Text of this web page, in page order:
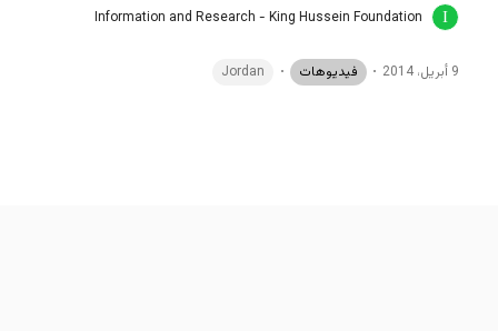
Information and Research - King Hussein Foundation
9 أبريل، 2014 فيديوهات Jordan